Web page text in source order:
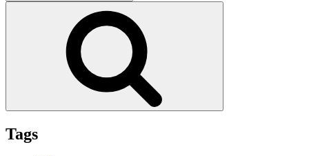
pour
Tags